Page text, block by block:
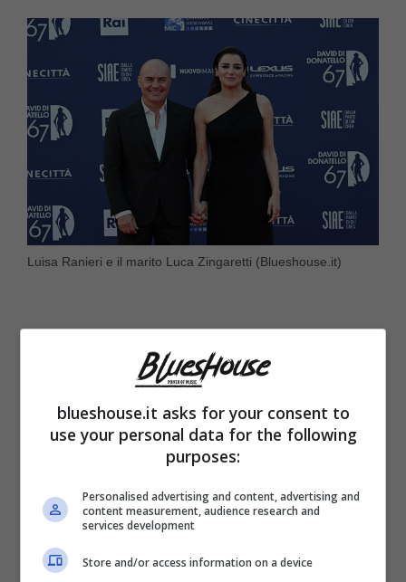
Luisa Ranieri e il marito Luca Zingaretti (Blueshouse.it)
blueshouse.it asks for your consent to
use your personal data for the following
purposes:
Personalised advertising and content, advertising and
content measurement, audience research and
services development
Store and/or access information on a device